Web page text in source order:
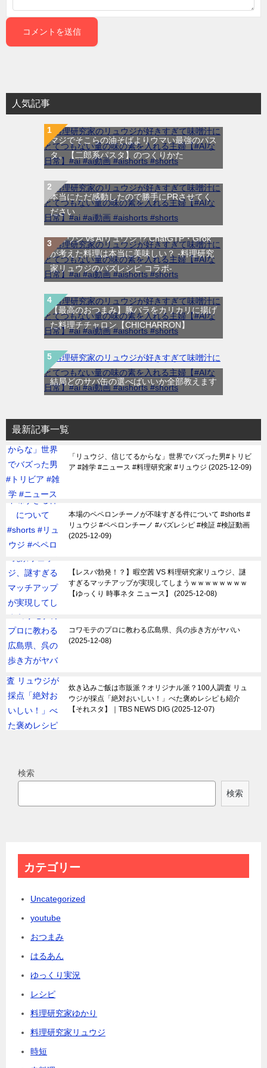
人気記事
マジでそこらの油そばよりウマい最強のパス
タ。【二郎系パスタ】のつくりかた
本当にただ感動したので勝手にPRさせてく
ださい
リュウジ敗北 !?「AIに仕事取られるわ！」
リュウジ vs AIリュウジ !? ChatGTP・Grok
が考えた料理は本当に美味しい？ -料理研究
家リュウジのバズレシピ コラボ-
【最高のおつまみ】豚バラをカリカリに揚げ
た料理チチャロン【CHICHARRON】
結局どのサバ缶の選べばいいか全部教えます
最新記事一覧
「リュウジ、信じてるからな」世界でバズった男#トリビ
ア #雑学 #ニュース #料理研究家 #リュウジ 2025-12-09
本場のペペロンチーノが不味すぎる件について #shorts #
リュウジ #ペペロンチーノ #バズレシピ #検証 #検証動画
2025-12-09
【レスバ勃発！？】暇空茜 VS 料理研究家リュウジ、謎
すぎるマッチアップが実現してしまうｗｗｗｗｗｗｗｗ
【ゆっくり 時事ネタ ニュース】
2025-12-08
コワモテのプロに教わる広島県、呉の歩き方がヤバい
2025-12-08
炊き込みご飯は市販派？オリジナル派？100人調査 リュ
ウジが採点「絶対おいしい！」べた褒めレシピも紹介
【それスタ】｜TBS NEWS DIG 2025-12-07
検索
検索
カテゴリー
Uncategorized
youtube
おつまみ
はるあん
ゆっくり実況
レシピ
料理研究家ゆかり
料理研究家リュウジ
時短